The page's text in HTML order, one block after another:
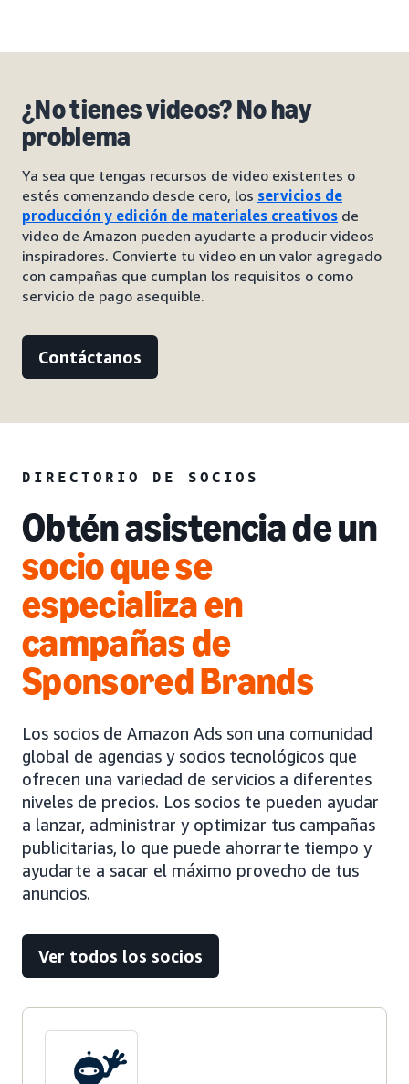
¿No tienes videos? No hay
problema
Ya sea que tengas recursos de video existentes o
estés comenzando desde cero, los servicios de
producción y edición de materiales creativos de
video de Amazon pueden ayudarte a producir videos
inspiradores. Convierte tu video en un valor agregado
con campañas que cumplan los requisitos o como
servicio de pago asequible.
Contáctanos
DIRECTORIO DE SOCIOS
Obtén asistencia de un
socio que se
especializa en
campañas de
Sponsored Brands
Los socios de Amazon Ads son una comunidad
global de agencias y socios tecnológicos que
ofrecen una variedad de servicios a diferentes
niveles de precios. Los socios te pueden ayudar
a lanzar, administrar y optimizar tus campañas
publicitarias, lo que puede ahorrarte tiempo y
ayudarte a sacar el máximo provecho de tus
anuncios.
Ver todos los socios